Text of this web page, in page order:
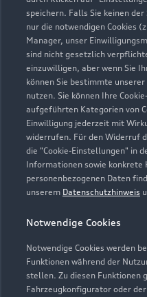
speichern. Falls Sie keinen
nur die notwendigen Cookies
Manager, unser
sind nicht gesetzlich
einzuwilligen, aber wenn Sie
können Sie bestimmte
nutzen. Sie können Ihre
aufgeführten Kategorien von
Einwilligung jederzeit mit
widerrufen. Für den Widerruf
die "Cookie-Einstellungen" in
Informationen sowie konkrete
personenbezogenen Daten
unserem Datenschutzhinweis
Notwendige Cookies
Notwendige Cookies werden
Funktionen während der
stellen. Zu diesen Funktionen
Fahrzeugkonfigurator oder
Zur Reparatur
Zur Inspektion